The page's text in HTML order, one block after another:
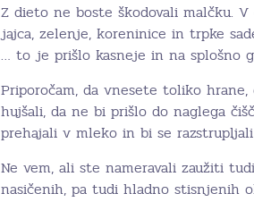
Z dieto ne boste škodovali malčku.
jajca, zelenje, koreninice in trpke
… to je prišlo kasneje in na splošno
Priporočam, da vnesete toliko
hujšali, da ne bi prišlo do naglega
prehajali v mleko in bi se
Ne vem, ali ste nameravali zaužiti
nasičenih, pa tudi hladno stisnjenih